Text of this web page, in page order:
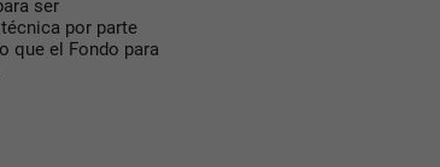
ser
por parte
que el Fondo para